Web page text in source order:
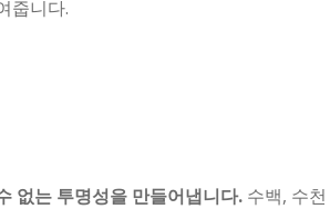
줍니다.
없는 투명성을 만들어냅니다. 수백, 수천